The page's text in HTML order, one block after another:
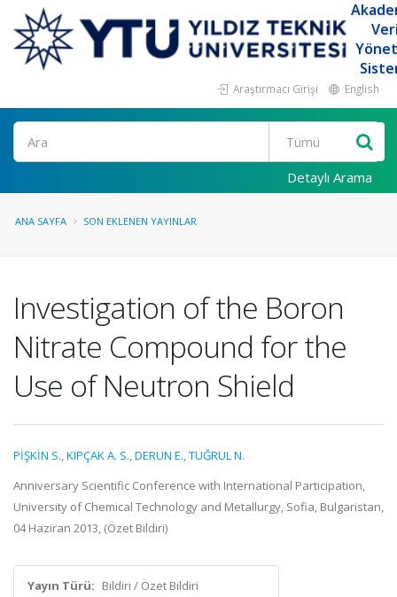
Araştırmacı Girişi English
Ara
Detaylı Arama
ANA SAYFA SON EKLENEN YAYINLAR
Investigation of the Boron
Nitrate Compound for the
Use of Neutron Shield
PİŞKİN S.,KIPÇAK A. S.,DERUN E.,TUĞRUL N.
Anniversary Scientific Conference with International Participation,
University of Chemical Technology and Metallurgy, Sofia, Bulgaristan,
04 Haziran 2013, (Özet Bildiri)
Yayın Türü: Bildiri / Özet Bildiri